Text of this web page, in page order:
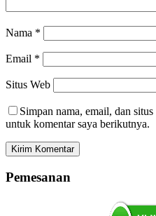
Nama *
Email *
Situs Web
Simpan nama, email, dan
untuk komentar saya berikutnya.
Pemesanan